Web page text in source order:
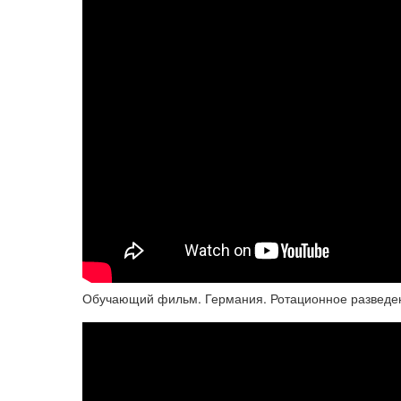
Обучающий фильм. Германия. Ротационное